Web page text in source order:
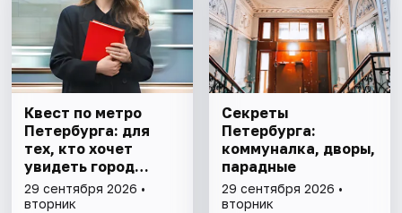
Квест по метро
Петербурга: для
тех, кто хочет
увидеть город
иначе
29 сентября 2026 •
вторник
Секреты
Петербурга:
коммуналка, дворы,
парадные
29 сентября 2026 •
вторник